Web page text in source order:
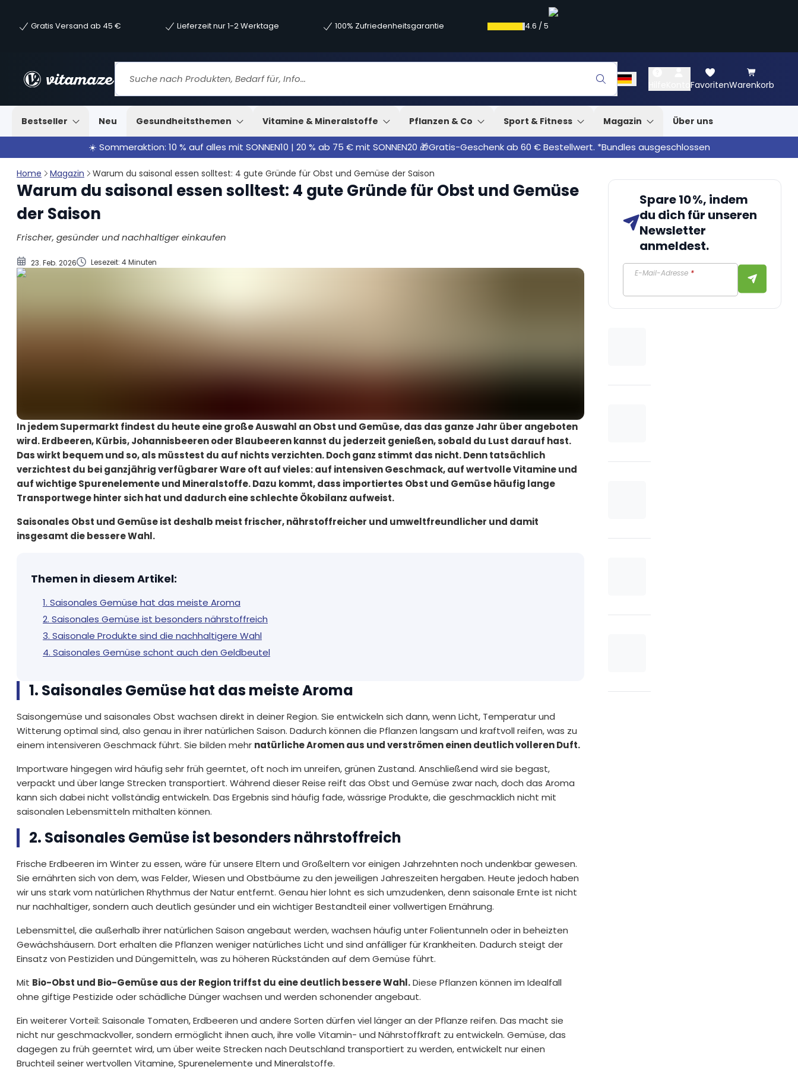
Gratis Versand ab 45 € Lieferzeit nur 1-2 Werktage 100% Zufriedenheitsgarantie 4.6 /5
FavoritenWarenkorb
Bestseller Neu Gesundheitsthemen Vitamine & Mineralstoffe Pflanzen & Co Sport & Fitness Magazin Über uns
☀️ Sommeraktion: 10 % auf alles mit SONNEN10 | 20 % ab 75 € mit SONNEN20 🎁Gratis-Geschenk ab 60 € Bestellwert. *Bundles ausgeschlossen
Home Magazin Warum du saisonal essen solltest: 4 gute Gründe für Obst und Gemüse der Saison
Warum du saisonal essen solltest: 4 gute Gründe für Obst und Gemüse
der Saison
Frischer, gesünder und nachhaltiger einkaufen
23. Feb. 2026 Lesezeit: 4 Minuten
In jedem Supermarkt findest du heute eine große Auswahl an Obst und Gemüse, das das ganze Jahr über angeboten
wird. Erdbeeren, Kürbis, Johannisbeeren oder Blaubeeren kannst du jederzeit genießen, sobald du Lust darauf hast.
Das wirkt bequem und so, als müsstest du auf nichts verzichten. Doch ganz stimmt das nicht. Denn tatsächlich
verzichtest du bei ganzjährig verfügbarer Ware oft auf vieles: auf intensiven Geschmack, auf wertvolle Vitamine und
auf wichtige Spurenelemente und Mineralstoffe. Dazu kommt, dass importiertes Obst und Gemüse häufig lange
Transportwege hinter sich hat und dadurch eine schlechte Ökobilanz aufweist.
Saisonales Obst und Gemüse ist deshalb meist frischer, nährstoffreicher und umweltfreundlicher und damit
insgesamt die bessere Wahl.
Themen in diesem Artikel:
1. Saisonales Gemüse hat das meiste Aroma
2. Saisonales Gemüse ist besonders nährstoffreich
3. Saisonale Produkte sind die nachhaltigere Wahl
4. Saisonales Gemüse schont auch den Geldbeutel
1. Saisonales Gemüse hat das meiste Aroma
3. Saisonale Produkte sind die nachhaltigere Wahl
4. Saisonales Gemüse schont auch den Geldbeutel
1. Saisonales Gemüse hat das meiste Aroma
Saisongemüse und saisonales Obst wachsen direkt in deiner Region. Sie entwickeln sich dann, wenn Licht, Temperatur und
Witterung optimal sind, also genau in ihrer natürlichen Saison. Dadurch können die Pflanzen langsam und kraftvoll reifen, was zu
einem intensiveren Geschmack führt. Sie bilden mehr natürliche Aromen aus und verströmen einen deutlich volleren Duft.
Importware hingegen wird häufig sehr früh geerntet, oft noch im unreifen, grünen Zustand. Anschließend wird sie begast,
verpackt und über lange Strecken transportiert. Während dieser Reise reift das Obst und Gemüse zwar nach, doch das Aroma
kann sich dabei nicht vollständig entwickeln. Das Ergebnis sind häufig fade, wässrige Produkte, die geschmacklich nicht mit
saisonalen Lebensmitteln mithalten können.
2. Saisonales Gemüse ist besonders nährstoffreich
Frische Erdbeeren im Winter zu essen, wäre für unsere Eltern und Großeltern vor einigen Jahrzehnten noch undenkbar gewesen.
Sie ernährten sich von dem, was Felder, Wiesen und Obstbäume zu den jeweiligen Jahreszeiten hergaben. Heute jedoch haben
wir uns stark vom natürlichen Rhythmus der Natur entfernt. Genau hier lohnt es sich umzudenken, denn saisonale Ernte ist nicht
nur nachhaltiger, sondern auch deutlich gesünder und ein wichtiger Bestandteil einer vollwertigen Ernährung.
Lebensmittel, die außerhalb ihrer natürlichen Saison angebaut werden, wachsen häufig unter Folientunneln oder in beheizten
Gewächshäusern. Dort erhalten die Pflanzen weniger natürliches Licht und sind anfälliger für Krankheiten. Dadurch steigt der
Einsatz von Pestiziden und Düngemitteln, was zu höheren Rückständen auf dem Gemüse führt.
Mit Bio-Obst und Bio-Gemüse aus der Region triffst du eine deutlich bessere Wahl.Diese Pflanzen können im Idealfall
ohne giftige Pestizide oder schädliche Dünger wachsen und werden schonender angebaut.
Ein weiterer Vorteil: Saisonale Tomaten, Erdbeeren und andere Sorten dürfen viel länger an der Pflanze reifen. Das macht sie
nicht nur geschmackvoller, sondern ermöglicht ihnen auch, ihre volle Vitamin- und Nährstoffkraft zu entwickeln. Gemüse, das
dagegen zu früh geerntet wird, um über weite Strecken nach Deutschland transportiert zu werden, entwickelt nur einen
Bruchteil seiner wertvollen Vitamine, Spurenelemente und Mineralstoffe.
Spare 10 %, indem
du dich für unseren
Newsletter
anmeldest.
E-Mail-Adresse*